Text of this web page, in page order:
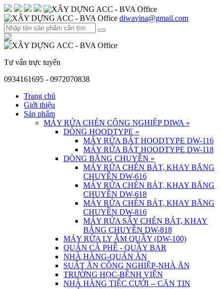
diwavina@gmail.com
Tư vấn trực tuyến
0934161695 - 0972070838
Trang chủ
Giới thiệu
Sản phẩm
MÁY RỬA CHÉN CÔNG NGHIỆP DIWA »
DÒNG HOODTYPE »
MÁY RỬA BÁT HOODTYPE DW-116
MÁY RỬA BÁT HOODTYPE DW-118
DÒNG BĂNG CHUYỀN »
MÁY RỬA CHÉN BÁT, KHAY BĂNG
CHUYỀN DW-616
MÁY RỬA CHÉN BÁT, KHAY BĂNG
CHUYỀN DW-618
MÁY RỬA CHÉN BÁT, KHAY BĂNG
CHUYỀN DW-816
MÁY RỬA SẤY CHÉN BÁT, KHAY
BĂNG CHUYỀN DW-818
MÁY RỬA LY ÂM QUẦY (DW-100)
QUÁN CÀ PHÊ - QUẦY BAR
NHÀ HÀNG-QUÁN ĂN
SUẤT ĂN CÔNG NGHIỆP-NHÀ ĂN
TRƯỜNG HỌC-BỆNH VIỆN
NHÀ HÀNG TIỆC CƯỚI -- CĂN TIN